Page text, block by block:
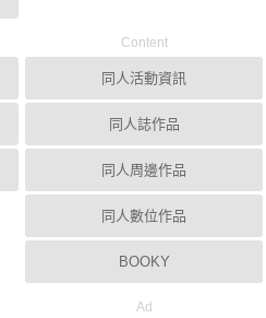
Content
同人活動資訊
同人誌作品
同人周邊作品
同人數位作品
BOOKY
Ad